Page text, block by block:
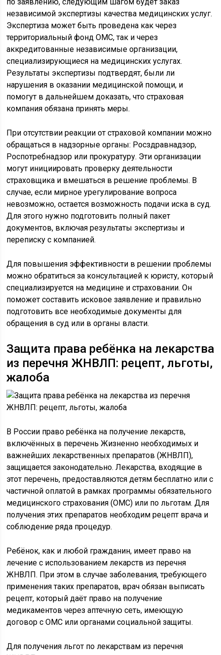
независимой экспертизы качества медицинских услуг.
Экспертиза может быть проведена как через
территориальный фонд ОМС, так и через
аккредитованные независимые организации,
специализирующиеся на медицинских услугах.
Результаты экспертизы подтвердят, были ли
нарушения в оказании медицинской помощи, и
помогут в дальнейшем доказать, что страховая
компания обязана принять меры.
При отсутствии реакции от страховой компании можно
обращаться в надзорные органы: Росздравнадзор,
Роспотребнадзор или прокуратуру. Эти организации
могут инициировать проверку деятельности
страховщика и вмешаться в решение проблемы. В
случае, если мирное урегулирование вопроса
невозможно, остается возможность подачи иска в суд.
Для этого нужно подготовить полный пакет
документов, включая результаты экспертизы и
переписку с компанией.
Для повышения эффективности в решении проблемы
можно обратиться за консультацией к юристу, который
специализируется на медицине и страховании. Он
поможет составить исковое заявление и правильно
подготовить все необходимые документы для
обращения в суд или в органы власти.
Защита права ребёнка на лекарства
из перечня ЖНВЛП: рецепт, льготы,
жалоба
В России право ребёнка на получение лекарств,
включённых в перечень Жизненно необходимых и
важнейших лекарственных препаратов (ЖНВЛП),
защищается законодательно. Лекарства, входящие в
этот перечень, предоставляются детям бесплатно или с
частичной оплатой в рамках программы обязательного
медицинского страхования (ОМС) или по льготам. Для
получения этих препаратов необходим рецепт врача и
соблюдение ряда процедур.
Ребёнок, как и любой гражданин, имеет право на
лечение с использованием лекарств из перечня
ЖНВЛП. При этом в случае заболевания, требующего
применения таких препаратов, врач обязан выписать
рецепт, который даёт право на получение
медикаментов через аптечную сеть, имеющую
договор с ОМС или органами социальной защиты.
Для получения льгот по лекарствам из перечня